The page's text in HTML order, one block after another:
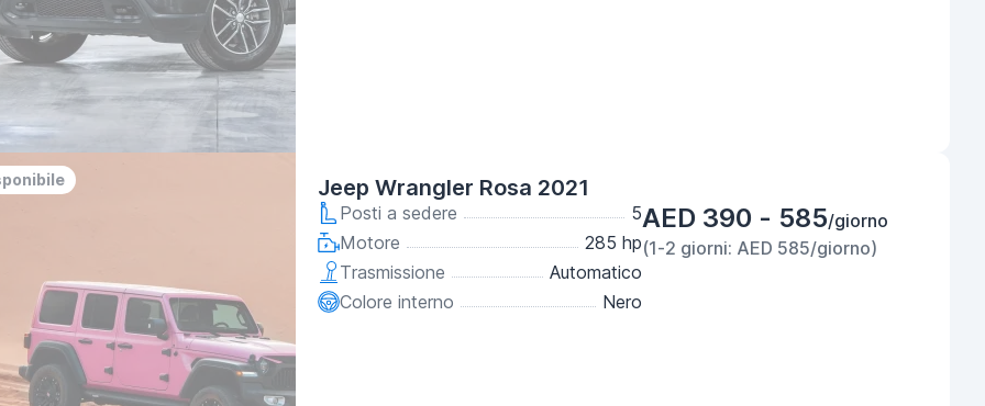
Jeep Wrangler Rosa 2021
Posti a sedere
5
Motore
285 hp
Trasmissione
Automatico
Colore interno
Nero
AED 390 - 585/giorno
(1-2 giorni: AED 585/giorno)